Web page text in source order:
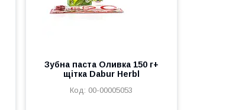
Зубна паста Оливка 150 г+
щітка Dabur Herbl
00-00005053